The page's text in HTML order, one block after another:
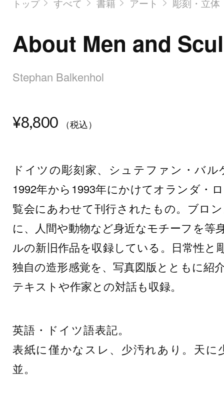
トップ
About Men and
Stephan Balkenhol
¥8,800 （税込）
ドイツの彫刻家、シュテファン・バ
1992年から1993年にかけてオランダ・
覧会にあわせて刊行されたもの。ブロ
に、人間や動物など身近なモチーフを等
ルの新旧作品を収録している。日常性と
独自の造形感覚を、写真図版とともに紹
テキストや作家との対話も収録。
英語・ドイツ語表記。
表紙に僅かなスレ、少汚れあり。天に
並。